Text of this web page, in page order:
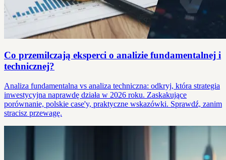
Co przemilczają eksperci o analizie fundamentalnej i
technicznej?
Analiza fundamentalna vs analiza techniczna: odkryj, która strategia
inwestycyjna naprawdę działa w 2026 roku. Zaskakujące
porównanie, polskie case'y, praktyczne wskazówki. Sprawdź, zanim
stracisz przewagę.